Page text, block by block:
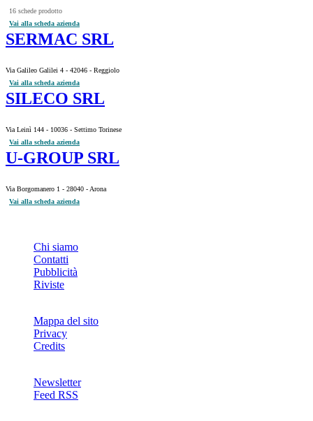
16 schede prodotto
Vai alla scheda azienda
SERMAC SRL
Via Galileo Galilei 4 - 42046 - Reggiolo
Vai alla scheda azienda
SILECO SRL
Via Leinì 144 - 10036 - Settimo Torinese
Vai alla scheda azienda
U-GROUP SRL
Via Borgomanero 1 - 28040 - Arona
Vai alla scheda azienda
Chi siamo
Contatti
Pubblicità
Riviste
Mappa del sito
Privacy
Credits
Newsletter
Feed RSS